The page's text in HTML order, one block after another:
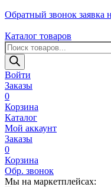
Обратный звонок заявка
Каталог товаров
Поиск
товаров
Войти
Заказы
0
Корзина
Каталог
Мой аккаунт
Заказы
0
Корзина
Обр. звонок
Мы на маркетплейсах: